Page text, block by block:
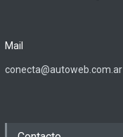
Mail
conecta@autoweb.com.ar